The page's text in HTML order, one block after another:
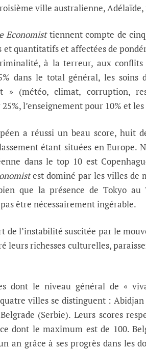
ville australienne, Adélaïde,
Economisttiennent compte de
quantitatifs et affectées de
à la terreur, aux
dans le total général, les soins
» (météo, climat, corruption,
l’enseignement pour 10% et
a réussi un beau score, huit
étant situées en Europe.
dans le top 10 est
est dominé par les villes de
que la présence de Tokyo au
être nécessairement ingérable.
de l’instabilité suscitée par le
leurs richesses culturelles,
dont le niveau général de «
villes se distinguent :
(Serbie). Leurs scores
dont le maximum est de 100.
an grâce à ses progrès dans les